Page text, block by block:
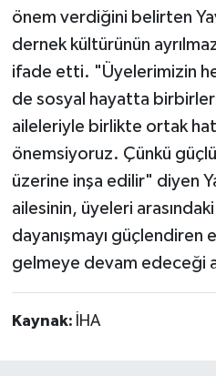
önem verdiğini belirten
dernek kültürünün
ifade etti. "Üyelerimizin
de sosyal hayatta
aileleriyle birlikte ortak
önemsiyoruz. Çünkü
üzerine inşa edilir" diyen
ailesinin, üyeleri
dayanışmayı güçlendiren
gelmeye devam edeceği
Kaynak: İHA